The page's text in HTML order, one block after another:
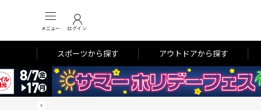
メニュー ログイン
スポーツから探す アウトドアから探す